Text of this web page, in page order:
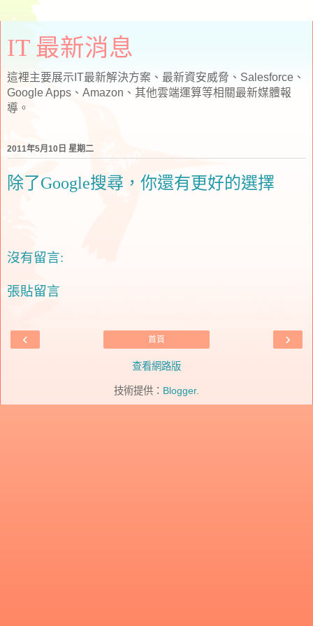
IT 最新消息
這裡主要展示IT最新解決方案、最新資安威脅、Salesforce、
Google Apps、Amazon、其他雲端運算等相關最新媒體報
導。
2011年5月10日 星期二
除了Google搜尋，你還有更好的選擇
沒有留言:
張貼留言
‹ ›
首頁
查看網路版
技術提供： Blogger.